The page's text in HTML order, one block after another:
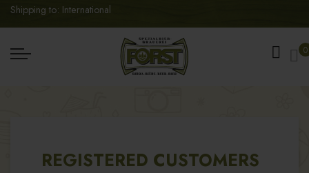
Shipping to: International
0
REGISTERED CUSTOMERS